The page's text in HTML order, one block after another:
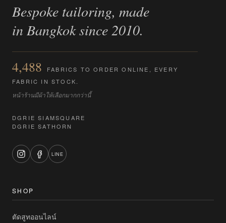
Bespoke tailoring, made
in Bangkok since 2010.
4,488
FABRICS TO ORDER ONLINE, EVERY
FABRIC IN STOCK.
หน้าร้านมีผ้าให้เลือกมากกว่านี้
DGRIE SIAMSQUARE
DGRIE SATHORN
LINE
SHOP
ตัดสูทออนไลน์